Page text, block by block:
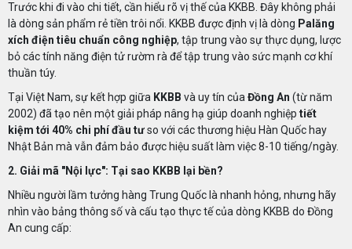
Trước khi đi vào chi tiết, cần hiểu rõ vị thế của KKBB. Đây không phải
là dòng sản phẩm rẻ tiền trôi nổi. KKBB được định vị là dòng Palăng
xích điện tiêu chuẩn công nghiệp, tập trung vào sự thực dụng, lược
bỏ các tính năng điện tử rườm rà để tập trung vào sức mạnh cơ khí
thuần túy.
Tại Việt Nam, sự kết hợp giữa KKBB và uy tín của Đồng An (từ năm
2002) đã tạo nên một giải pháp nâng hạ giúp doanh nghiệp tiết
kiệm tới 40% chi phí đầu tưso với các thương hiệu Hàn Quốc hay
Nhật Bản mà vẫn đảm bảo được hiệu suất làm việc 8-10 tiếng/ngày.
2. Giải mã "Nội lực": Tại sao KKBB lại bền?
Nhiều người lầm tưởng hàng Trung Quốc là nhanh hỏng, nhưng hãy
nhìn vào bảng thông số và cấu tạo thực tế của dòng KKBB do Đồng
An cung cấp: